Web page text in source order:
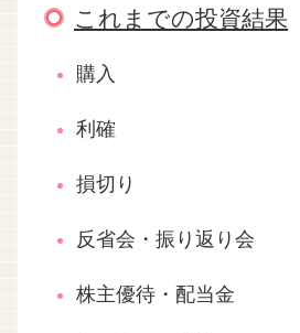
これまでの投資結果
購入
利確
損切り
反省会・振り返り会
株主優待・配当金